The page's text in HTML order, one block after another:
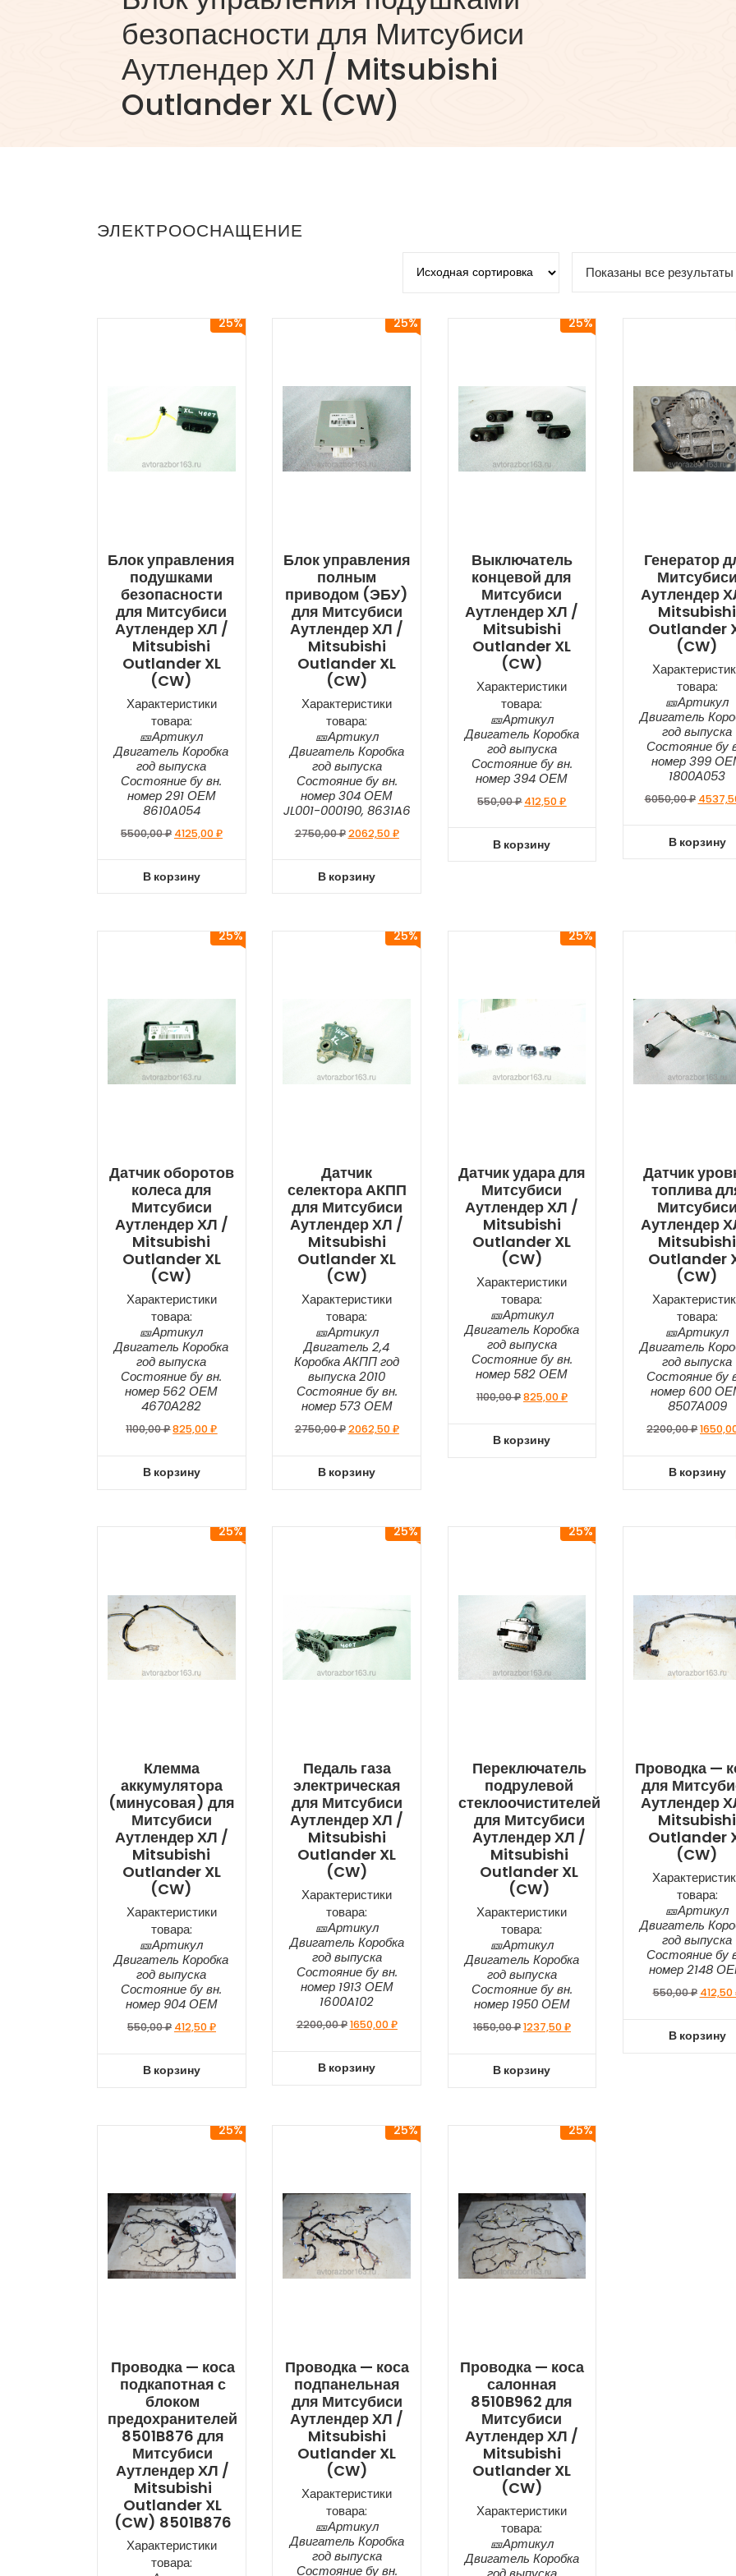
безопасности для Митсубиси
Аутлендер ХЛ / Mitsubishi
Outlander XL (CW)
ЭЛЕКТРООСНАЩЕНИЕ
Показаны все
25%
Блок управления
подушками
безопасности
для Митсубиси
Аутлендер ХЛ /
Mitsubishi
Outlander XL
(CW)
Характеристики
товара:
🎫Артикул
Двигатель Коробка
год выпуска
Состояние бу вн.
номер 291 ОЕМ
8610A054
5500,00₽ 4125,00₽
В корзину
25%
Блок управления
полным
приводом (ЭБУ)
для Митсубиси
Аутлендер ХЛ /
Mitsubishi
Outlander XL
(CW)
Характеристики
товара:
🎫Артикул
Двигатель Коробка
год выпуска
Состояние бу вн.
номер 304 ОЕМ
JL001-000190, 8631A6
2750,00₽2062,50₽
В корзину
25%
Выключатель
концевой для
Митсубиси
Аутлендер ХЛ /
Mitsubishi
Outlander XL
(CW)
Характеристики
товара:
🎫Артикул
Двигатель Коробка
год выпуска
Состояние бу вн.
номер 394 ОЕМ
550,00₽ 412,50₽
В корзину
Генератор
Митсубиси
Аутлендер
Mitsubishi
Outlander
(CW)
товара:
🎫Артикул
Двигатель
год выпуска
Состояние бу
номер 399
1800А053
6050,00₽
В корзину
25%
Датчик оборотов
колеса для
Митсубиси
Аутлендер ХЛ /
Mitsubishi
Outlander XL
(CW)
Характеристики
товара:
🎫Артикул
Двигатель Коробка
год выпуска
Состояние бу вн.
номер 562 ОЕМ
4670А282
1100,00₽825,00₽
В корзину
25%
Датчик
селектора АКПП
для Митсубиси
Аутлендер ХЛ /
Mitsubishi
Outlander XL
(CW)
Характеристики
товара:
🎫Артикул
Двигатель 2,4
Коробка АКПП год
выпуска 2010
Состояние бу вн.
номер 573 ОЕМ
2750,00₽2062,50₽
В корзину
25%
Датчик удара для
Митсубиси
Аутлендер ХЛ /
Mitsubishi
Outlander XL
(CW)
Характеристики
товара:
🎫Артикул
Двигатель Коробка
год выпуска
Состояние бу вн.
номер 582 ОЕМ
1100,00₽825,00₽
В корзину
Датчик
топлива
Митсубиси
Аутлендер
Mitsubishi
Outlander
(CW)
товара:
🎫Артикул
Двигатель
год выпуска
Состояние бу
номер 600
8507А009
2200,00₽
В корзину
25%
Клемма
аккумулятора
(минусовая) для
Митсубиси
Аутлендер ХЛ /
Mitsubishi
Outlander XL
(CW)
Характеристики
товара:
🎫Артикул
Двигатель Коробка
год выпуска
Состояние бу вн.
номер 904 ОЕМ
550,00₽ 412,50₽
В корзину
25%
Педаль газа
электрическая
для Митсубиси
Аутлендер ХЛ /
Mitsubishi
Outlander XL
(CW)
Характеристики
товара:
🎫Артикул
Двигатель Коробка
год выпуска
Состояние бу вн.
номер 1913 ОЕМ
1600A102
2200,00₽1650,00₽
В корзину
25%
Переключатель
подрулевой
стеклоочистителей
для Митсубиси
Аутлендер ХЛ /
Mitsubishi
Outlander XL
(CW)
Характеристики
товара:
🎫Артикул
Двигатель Коробка
год выпуска
Состояние бу вн.
номер 1950 ОЕМ
1650,00₽1237,50₽
В корзину
Проводка —
для
Аутлендер
Mitsubishi
Outlander
(CW)
товара:
🎫Артикул
Двигатель
год выпуска
Состояние бу
номер 2148
550,00₽ 412,50
В корзину
25%
Проводка — коса
подкапотная с
блоком
предохранителей
8501B876 для
Митсубиси
Аутлендер ХЛ /
Mitsubishi
Outlander XL
(CW) 8501B876
Характеристики
товара:
25%
Проводка — коса
подпанельная
для Митсубиси
Аутлендер ХЛ /
Mitsubishi
Outlander XL
(CW)
Характеристики
товара:
🎫Артикул
Двигатель Коробка
год выпуска
Состояние бу вн.
25%
Проводка — коса
салонная
8510B962 для
Митсубиси
Аутлендер ХЛ /
Mitsubishi
Outlander XL
(CW)
Характеристики
товара:
🎫Артикул
Двигатель Коробка